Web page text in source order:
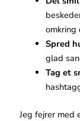
omkring
Spred
glad
Tag et
Jeg fejrer med